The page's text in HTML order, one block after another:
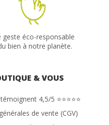
geste éco-responsable
bien à notre planète.
& VOUS
4,5/5 ⭐⭐⭐⭐⭐
de vente (CGV)